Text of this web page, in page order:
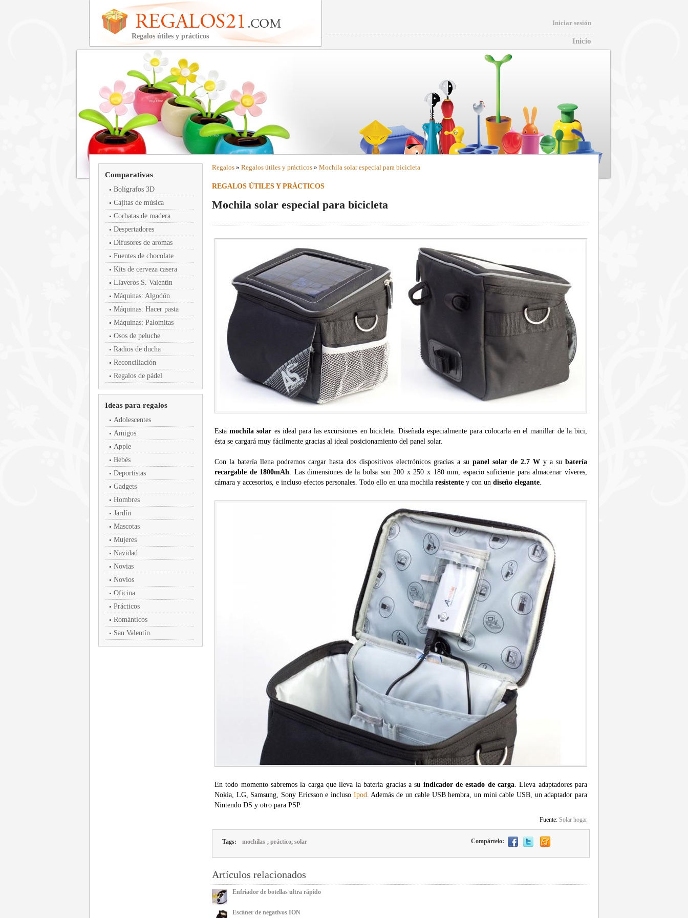
Regalos útiles y prácticos
Iniciar sesión
Inicio
Comparativas
Bolígrafos 3D
Cajitas de música
Corbatas de madera
Despertadores
Difusores de aromas
Fuentes de chocolate
Kits de cerveza casera
Llaveros S. Valentín
Máquinas: Algodón
Máquinas: Hacer pasta
Máquinas: Palomitas
Osos de peluche
Radios de ducha
Reconciliación
Regalos de pádel
Ideas para regalos
Adolescentes
Amigos
Apple
Bebés
Deportistas
Gadgets
Hombres
Jardín
Mascotas
Mujeres
Navidad
Novias
Novios
Oficina
Prácticos
Románticos
San Valentín
Regalos » Regalos útiles y prácticos » Mochila solar especial para bicicleta
REGALOS ÚTILES Y PRÁCTICOS
Mochila solar especial para bicicleta
Estamochila solar es ideal para las excursiones en bicicleta. Diseñada especialmente para colocarla en el manillar de la bici,
ésta se cargará muy fácilmente gracias al ideal posicionamiento del panel solar.
Con la batería llena podremos cargar hasta dos dispositivos electrónicos gracias a su panel solar de 2.7 Wy a subatería
recargable de 1800mAh. Las dimensiones de la bolsa son 200 x 250 x 180 mm, espacio suficiente para almacenar víveres,
cámara y accesorios, e incluso efectos personales. Todo ello en una mochila resistente y con un diseño elegante.
En todo momento sabremos la carga que lleva la batería gracias a su indicador de estado de carga. Lleva adaptadores para
Nokia, LG, Samsung, Sony Ericsson e incluso Ipod. Además de un cable USB hembra, un mini cable USB, un adaptador para
Nintendo DS y otro para PSP.
Fuente: Solar hogar
Tags: mochilas , práctico, solar Compártelo:
Artículos relacionados
Enfriador de botellas ultra rápido
Escáner de negativos ION